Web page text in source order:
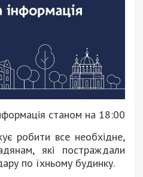
станом на 18:00
робити все необхідне,
які постраждали
по їхньому будинку.